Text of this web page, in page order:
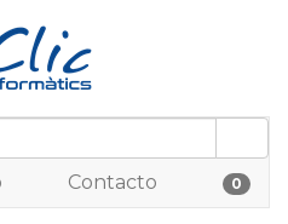
Contacto 0